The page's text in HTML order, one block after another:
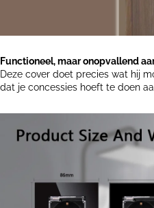
Functioneel, maar onopvallend
Deze cover doet precies wat hij
dat je concessies hoeft te doen